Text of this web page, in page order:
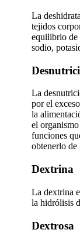
La
tejidos
equilibrio de
sodio,
La
por el
la
el
funciones
obtenerlo de
Dextrina
La dextrina
la hidrólisis
Dextrosa